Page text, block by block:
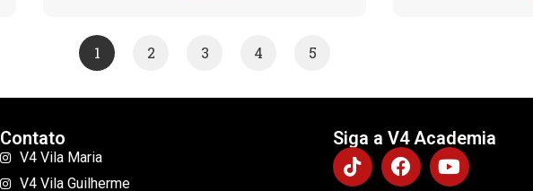
1 2 3 4 5
Contato
V4 Vila Maria
V4 Vila Guilherme
Siga a V4 Academia